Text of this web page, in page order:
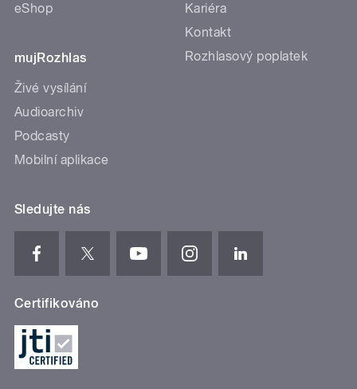
eShop
mujRozhlas
Živé vysílání
Audioarchiv
Podcasty
Mobilní aplikace
Kariéra
Kontakt
Rozhlasový poplatek
Sledujte nás
Certifikováno